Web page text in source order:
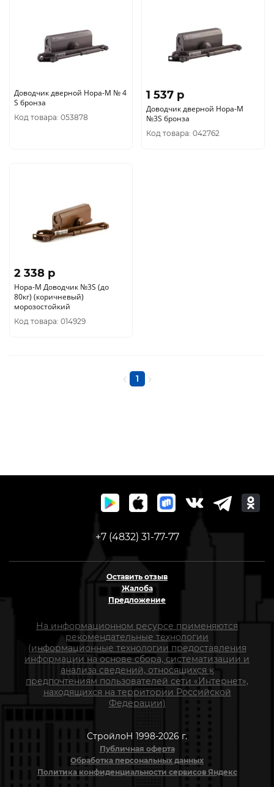
Доводчик дверной Нора-М № 4
S бронза
Код товара: 053878
1 537 p
Доводчик дверной Нора-М
№3S бронза
Код товара: 042762
2 338 p
Нора-М Доводчик №3S (до
80кг) (коричневый)
морозостойкий
Код товара: 014929
1
+7 (4832) 31-77-77
Оставить отзыв
Жалоба
Предложение
На информационном ресурсе применяются
рекомендательные технологии
(информационные технологии предоставления
информации на основе сбора, систематизации и
анализа сведений, относящихся к
предпочтениям пользователей сети «Интернет»,
находящихся на территории Российской
Федерации)
СтройлоН 1998-2026 г.
Публичная оферта
Обработка персональных данных
Политика конфиденциальности сервисов Яндекс